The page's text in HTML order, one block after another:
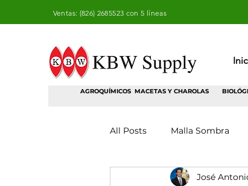
Ventas: (826) 2685523 con 5 líneas
AGROQUÍMICOS MACETAS Y CHAROLAS
All Posts Malla Sombra
José